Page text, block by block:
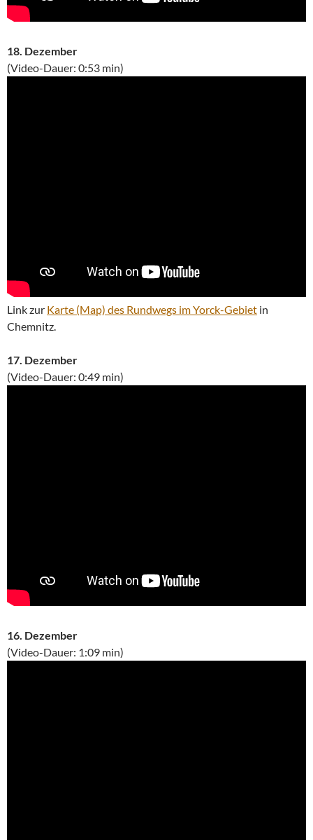
18. Dezember
(Video-Dauer: 0:53 min)
Link zur Karte (Map) des Rundwegs im Yorck-Gebiet in
Chemnitz.
17. Dezember
(Video-Dauer: 0:49 min)
16. Dezember
(Video-Dauer: 1:09 min)